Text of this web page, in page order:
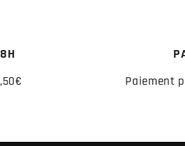
Paiement